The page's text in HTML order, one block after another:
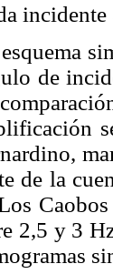
incidente
de
de la
2,5 y 3